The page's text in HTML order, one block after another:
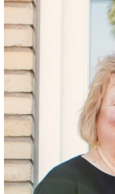
Bo- og dagtilbud
Administration
Personale-login
Kontakt
Bo- og dagtilbud